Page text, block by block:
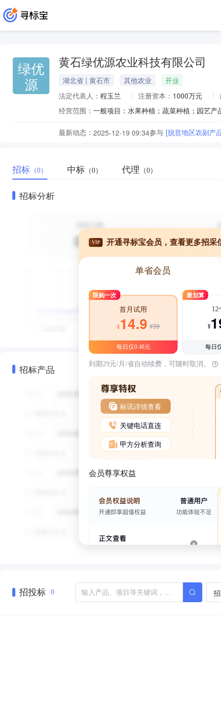
绿优
源
黄石绿优源农业科技有限公司
湖北省 | 黄石市 其他农业
开业
法定代表人： 程玉兰 注册资本： 1000万元
经营范围：
最新动态： 2025-12-19 09:34参与 [脱贫地区农副产
招标 （0） 中标 （0） 代理 （0）
招标分析
招标产品
VIP 开通寻标宝会员，查看更多招采
单省会员
限购一次
首月试用
¥14.9 ¥39
每日仅0.48元
最划算
12
¥
每日
到期29元/月/省自动续费，可随时取消。
标讯详情查看
关键电话直连
甲方分析查询
会员尊享权益
招投标 0